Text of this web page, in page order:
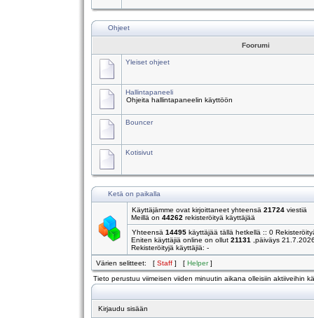
Ohjeet
Foorumi
Yleiset ohjeet
Hallintapaneeli
Ohjeita hallintapaneelin käyttöön
Bouncer
Kotisivut
Ketä on paikalla
Käyttäjämme ovat kirjoittaneet yhteensä 21724 viestiä
Meillä on 44262 rekisteröityä käyttäjää
Yhteensä 14495 käyttäjää tällä hetkellä :: 0
Eniten käyttäjiä online on ollut 21131
,päiväys
Rekisteröityjä käyttäjiä: -
Värien selitteet: [ Staff ] [ Helper]
Tieto perustuu viimeisen viiden minuutin aikana olleisiin aktiiveihin
Kirjaudu sisään